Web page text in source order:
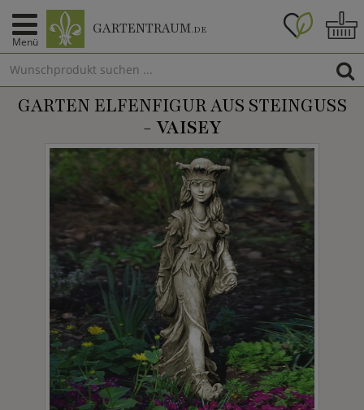
Menü
GARTENTRAUM.DE
GARTEN ELFENFIGUR AUS STEINGUSS
- VAISEY